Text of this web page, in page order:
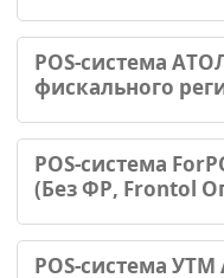
POS-система
фискального
POS-система
(Без ФР, Frontol
POS-система